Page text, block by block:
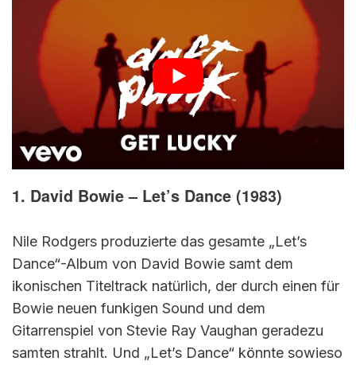
1. David Bowie – Let’s Dance (1983)
Nile Rodgers produzierte das gesamte „Let’s
Dance“-Album von David Bowie samt dem
ikonischen Titeltrack natürlich, der durch einen für
Bowie neuen funkigen Sound und dem
Gitarrenspiel von Stevie Ray Vaughan geradezu
samten strahlt. Und „Let’s Dance“ könnte sowieso